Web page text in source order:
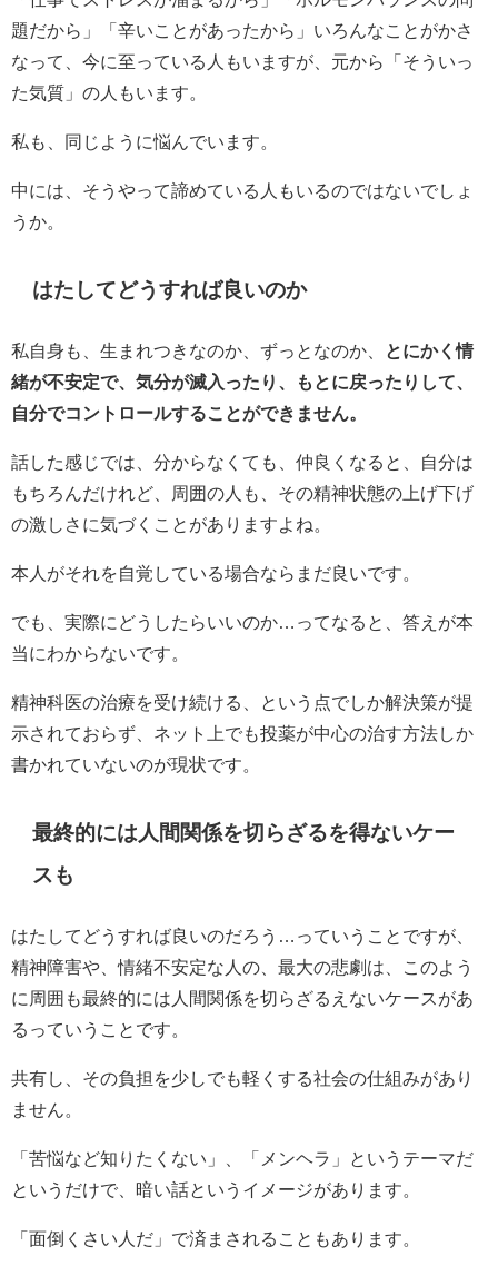
題だから」「辛いことがあったから」いろんなことがかさ
なって、今に至っている人もいますが、元から「そういっ
た気質」の人もいます。
私も、同じように悩んでいます。
中には、そうやって諦めている人もいるのではないでしょ
うか。
はたしてどうすれば良いのか
私自身も、生まれつきなのか、ずっとなのか、
とにかく情
緒が不安定で、気分が滅入ったり、もとに戻ったりして、
自分でコントロールすることができません。
話した感じでは、分からなくても、仲良くなると、自分は
もちろんだけれど、周囲の人も、その精神状態の上げ下げ
の激しさに気づくことがありますよね。
本人がそれを自覚している場合ならまだ良いです。
でも、実際にどうしたらいいのか…ってなると、答えが本
当にわからないです。
精神科医の治療を受け続ける、という点でしか解決策が提
示されておらず、ネット上でも投薬が中心の治す方法しか
書かれていないのが現状です。
最終的には人間関係を切らざるを得ないケー
スも
はたしてどうすれば良いのだろう…っていうことですが、
精神障害や、情緒不安定な人の、最大の悲劇は、このよう
に周囲も最終的には人間関係を切らざるえないケースがあ
るっていうことです。
共有し、その負担を少しでも軽くする社会の仕組みがあり
ません。
「苦悩など知りたくない」、「メンヘラ」というテーマだ
というだけで、暗い話というイメージがあります。
「面倒くさい人だ」で済まされることもあります。